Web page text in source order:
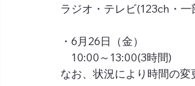
ラジオ・テレビ(123ch・一
・6月26日（金）
10:00～13:00(3時間)
なお、状況により時間の変